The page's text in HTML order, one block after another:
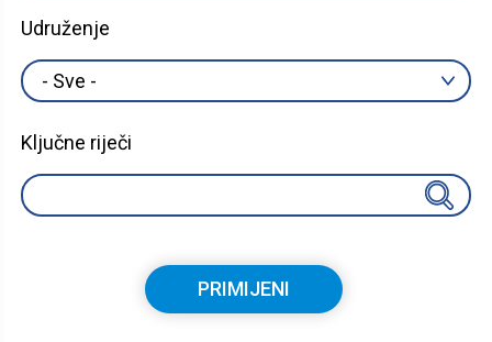
Udruženje
Ključne riječi